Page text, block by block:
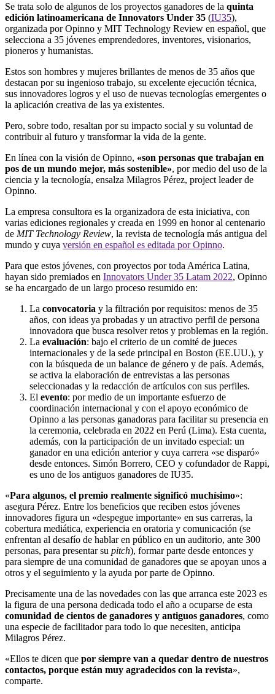
Se trata solo de algunos de los proyectos ganadores de la quinta
edición latinoamericana de Innovators Under 35 (IU35),
organizada por Opinno y MIT Technology Review en español, que
selecciona a 35 jóvenes emprendedores, inventores, visionarios,
pioneros y humanistas.
Estos son hombres y mujeres brillantes de menos de 35 años que
destacan por su ingenioso trabajo, su excelente ejecución técnica,
sus innovadores logros y el uso de nuevas tecnologías emergentes o
la aplicación creativa de las ya existentes.
Pero, sobre todo, resaltan por su impacto social y su voluntad de
contribuir al futuro y transformar la vida de la gente.
En línea con la visión de Opinno, «son personas que trabajan en
pos de un mundo mejor, más sostenible», por medio del uso de la
ciencia y la tecnología, ensalza Milagros Pérez, project leader de
Opinno.
La empresa consultora es la organizadora de esta iniciativa, con
varias ediciones regionales y creada en 1999 en honor al centenario
de MIT Technology Review, la revista de tecnología más antigua del
mundo y cuya versión en español es editada por Opinno.
Para que estos jóvenes, con proyectos por toda América Latina,
hayan sido premiados en Innovators Under 35 Latam 2022, Opinno
se ha encargado de un largo proceso resumido en:
La convocatoria y la filtración por requisitos: menos de 35
años, con ideas ya probadas y un atractivo perfil de persona
innovadora que busca resolver retos y problemas en la región.
La evaluación: bajo el criterio de un comité de jueces
internacionales y de la sede principal en Boston (EE.UU.), y
con la búsqueda de un balance de género y de país. Además,
se activa la elaboración de entrevistas a las personas
seleccionadas y la redacción de artículos con sus perfiles.
El evento: por medio de un importante esfuerzo de
coordinación internacional y con el apoyo económico de
Opinno a las personas ganadoras para facilitar su presencia en
la ceremonia, celebrada en 2022 en Perú (Lima). Esta cuenta,
además, con la participación de un invitado especial: un
ganador en una edición anterior y cuya carrera «se disparó»
desde entonces. Simón Borrero, CEO y cofundador de Rappi,
es uno de los antiguos ganadores de IU35.
«Para algunos, el premio realmente significó muchísimo»:
asegura Pérez. Entre los beneficios que reciben estos jóvenes
innovadores figura un «despegue importante» en sus carreras, la
cobertura mediática, experiencia en oratoria y comunicación (se
enfrentan al desafío de hablar en público en un auditorio, ante 300
personas, para presentar su pitch), formar parte desde entonces y
para siempre de una comunidad de ganadores que se apoyan unos a
otros y el seguimiento y la ayuda por parte de Opinno.
Precisamente una de las novedades con las que arranca este 2023 es
la figura de una persona dedicada todo el año a ocuparse de esta
comunidad de cientos de ganadores y antiguos ganadores, como
una especie de facilitador para todo lo que necesiten, anticipa
Milagros Pérez.
«Ellos te dicen que por siempre van a quedar dentro de nuestros
contactos, porque están muy agradecidos con la revista»,
comparte.